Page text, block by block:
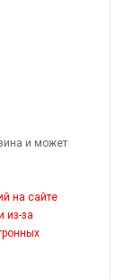
и может
на сайте
из-за